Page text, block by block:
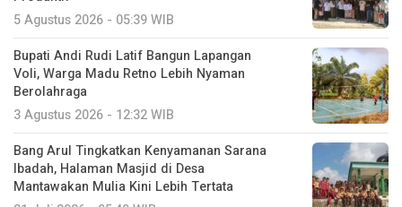
5 Agustus 2026 - 05:39 WIB
Bupati Andi Rudi Latif Bangun Lapangan
Voli, Warga Madu Retno Lebih Nyaman
Berolahraga
3 Agustus 2026 - 12:32 WIB
Bang Arul Tingkatkan Kenyamanan Sarana
Ibadah, Halaman Masjid di Desa
Mantawakan Mulia Kini Lebih Tertata